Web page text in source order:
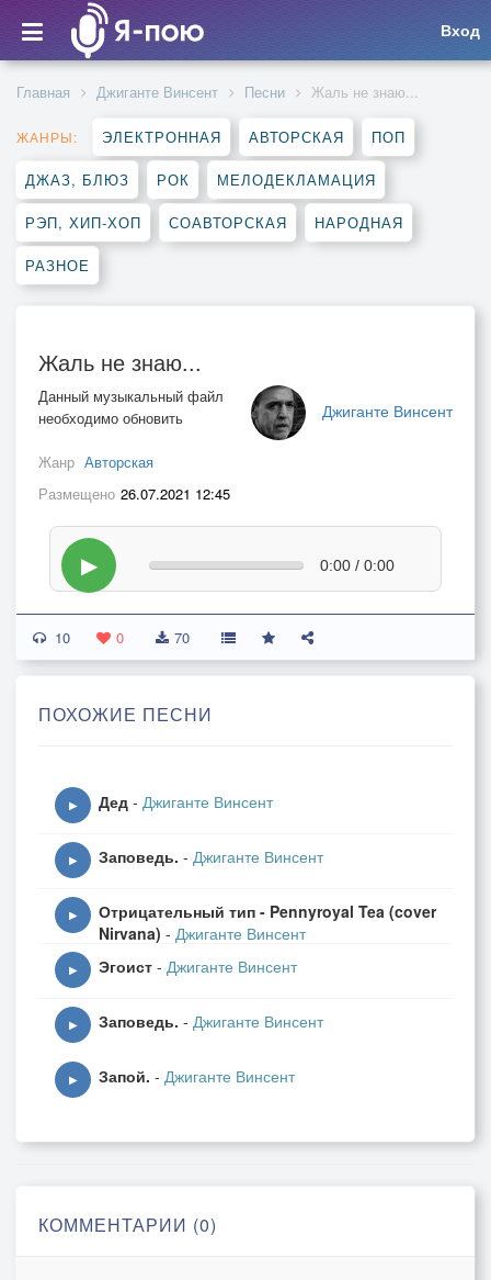
Вход
Главная Джиганте Винсент Песни Жаль не знаю...
ЖАНРЫ: ЭЛЕКТРОННАЯ АВТОРСКАЯ ПОП
ДЖАЗ, БЛЮЗ РОК МЕЛОДЕКЛАМАЦИЯ
РЭП, ХИП-ХОП СОАВТОРСКАЯ НАРОДНАЯ
РАЗНОЕ
Жаль не знаю...
Джиганте Винсент
Данный музыкальный файл
необходимо обновить
Жанр Авторская
Размещено 26.07.2021 12:45
▶ 0:00 / 0:00
10 0 70
ПОХОЖИЕ ПЕСНИ
▶ Дед - Джиганте Винсент
▶ Заповедь. - Джиганте Винсент
▶
Отрицательный тип - Pennyroyal Tea (cover
Nirvana) - Джиганте Винсент
▶ Эгоист - Джиганте Винсент
▶ Заповедь. - Джиганте Винсент
▶ Запой. - Джиганте Винсент
КОММЕНТАРИИ (0)